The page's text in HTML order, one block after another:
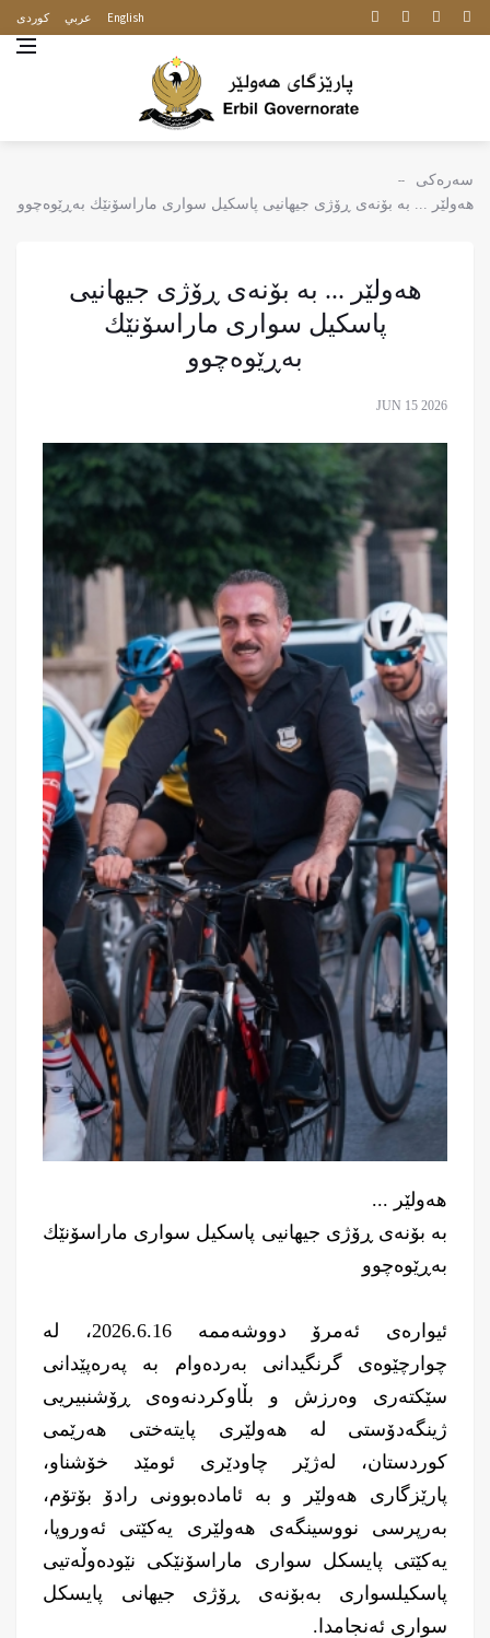
كوردى عربي English
سەرەکی
هەولێر ... بە بۆنەی ڕۆژی جیهانیی پاسکیل سواری ماراسۆنێك بەڕێوەچوو
هەولێر ... بە بۆنەی ڕۆژی جیهانیی
پاسکیل سواری ماراسۆنێك
بەڕێوەچوو
JUN 15 2026
هەولێر ...
بە بۆنەی ڕۆژی جیهانیی پاسکیل سواری ماراسۆنێك
بەڕێوەچوو
ئیوارەی ئەمرۆ دووشەممە 2026.6.16، لە
چوارچێوەی گرنگیدانی بەردەوام بە پەرەپێدانی
سێکتەری وەرزش و بڵاوکردنەوەی ڕۆشنبیریی
ژینگەدۆستی لە هەولێری پایتەختی هەرێمی
کوردستان، لەژێر چاودێری ئومێد خۆشناو،
پارێزگاری هەولێر و بە ئامادەبوونی رادۆ بۆتۆم،
بەرپرسى نووسینگەى هەولێرى یەکێتى ئەوروپا،
یەکێتی پایسکل سواری ماراسۆنێکی نێودەوڵەتیی
پاسکیلسواری بەبۆنەی ڕۆژی جیهانی پایسكل
سواری ئەنجامدا.